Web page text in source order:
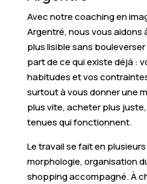
Avec notre coaching en
Argentré, nous vous aidons
plus lisible sans
part de ce qui existe déjà :
habitudes et vos
surtout à vous donner une
plus vite, acheter plus
tenues qui fonctionnent.
Le travail se fait en
morphologie, organisation
shopping accompagné. À